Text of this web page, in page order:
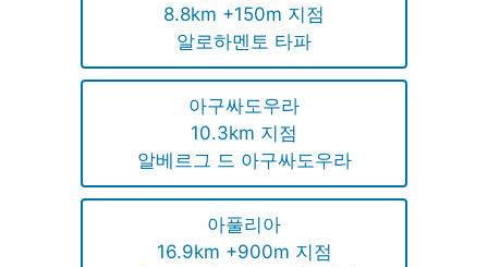
8.8km +150m 지점
알로하멘토 타파
아구싸도우라
10.3km 지점
알베르그 드 아구싸도우라
아풀리아
16.9km +900m 지점